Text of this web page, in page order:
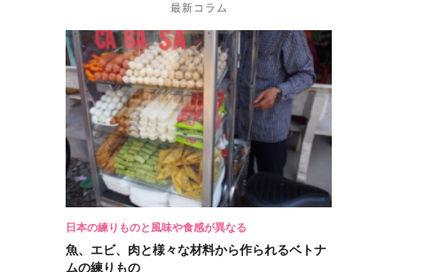
最新コラム
日本の練りものと風味や食感が異なる
魚、エビ、肉と様々な材料から作られるベトナ
ムの練りもの